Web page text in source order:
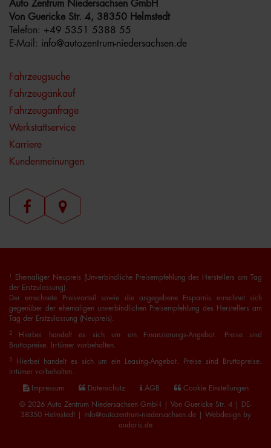
Auto Zentrum Niedersachsen GmbH
Von Guericke Str. 4, 38350 Helmstedt
Telefon: +49 5351 5388 55
E-Mail: info@autozentrum-niedersachsen.de
Fahrzeugsuche
Fahrzeugankauf
Fahrzeuganfrage
Werkstattservice
Karriere
Kundenmeinungen
1
Ehemaliger Neupreis (Unverbindliche Preisempfehlung des Herstellers am Tag
der Erstzulassung).
Der errechnete Preisvorteil sowie die angegebene Ersparnis errechnet sich
gegenüber der ehemaligen unverbindlichen Preisempfehlung des Herstellers am
Tag der Erstzulassung (Neupreis).
2
Hierbei handelt es sich um ein Finanzierungs-Angebot. Preise sind
Bruttopreise. Irrtümer vorbehalten.
3
Hierbei handelt es sich um ein Leasing-Angebot. Preise sind Bruttopreise.
Irrtümer vorbehalten.
Impressum Datenschutz AGB Cookie Einstellungen
© 2026 Auto Zentrum Niedersachsen GmbH | Von Guericke Str. 4 | DE-
38350 Helmstedt | info@autozentrum-niedersachsen.de | Webdesign by
audaris.de